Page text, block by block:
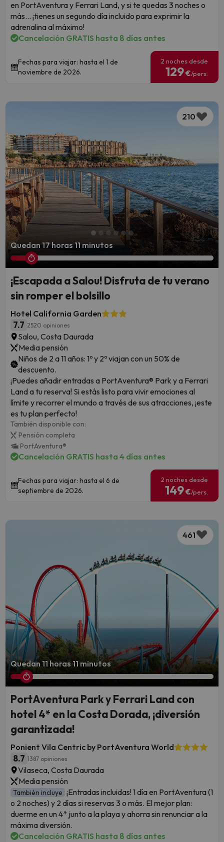
en PortAventura y Ferrari Land, y si te quedas 3 noches o
más... ¡tienes un segundo día incluido para exprimir la
adrenalina al máximo!
Cancelación GRATIS hasta 8 días antes
Fechas para viajar: hasta el 1 de
noviembre de 2026.
2 noches desde
129€/pers.
210
Quedan 17 horas 11 minutos
¡Escapada a Salou! Disfruta de tu verano
sin romper el bolsillo
Hotel California Garden
7.7 2520 opiniones
Salou, Costa Daurada
Media pensión
Niños de 2 a 11 años: 1º y 2º viajan con un 50% de
descuento.
¡Puedes añadir entradas a PortAventura® Park y a Ferrari
Land a tu reserva! Si estás listo para vivir emociones al
límite y recorrer el mundo a través de sus atracciones, ¡este
es tu plan perfecto!
También disponible con:
Pensión completa
PortAventura®
Cancelación GRATIS hasta 4 días antes
Fechas para viajar: hasta el 6 de
septiembre de 2026.
2 noches desde
149€/pers.
461
Quedan 11 horas 11 minutos
PortAventura Park y Ferrari Land con
hotel 4* en la Costa Dorada, ¡diversión
garantizada!
Ponient Vila Centric by PortAventura World
8.7 1387 opiniones
Vilaseca, Costa Daurada
Media pensión
También incluye ¡Entradas incluidas! 1 día en PortAventura (1
o 2 noches) y 2 días si reservas 3 o más. El mejor plan:
duerme en un 4* junto a la playa y ahorra sin renunciar a la
máxima diversión.
Cancelación GRATIS hasta 8 días antes